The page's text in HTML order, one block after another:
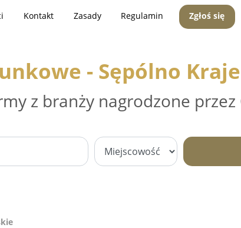
Kontakt Zasady Regulamin Zgłoś się
- Sępólno
z branży nagrodzone przez